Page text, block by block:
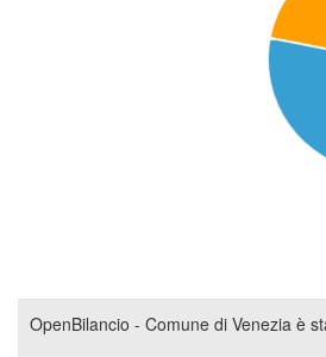
OpenBilancio - Comune di Venezia è